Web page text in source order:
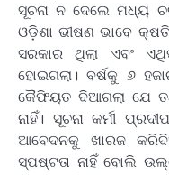
ସୂଚନା ନ ଦେଲେ ମଧ୍ୟ
ଓଡ଼ିଶା ଭୀଷଣ ଭାବେ
ସରକାର ଥିଲା ଏବଂ
ହୋଇଗଲା। ବର୍ଷକୁ ୬
କୈଫିୟତ ଦିଆଗଲା ଯେ
ନାହିଁ। ସୂଚନା କର୍ମୀ
ଆବେଦନକୁ ଖାରଜ
ସ୍ପଷ୍ଟତା ନାହିଁ ବୋଲି